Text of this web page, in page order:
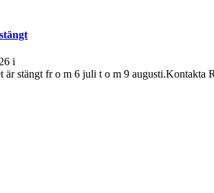
i
är stängt fr o m 6 juli t o m 9